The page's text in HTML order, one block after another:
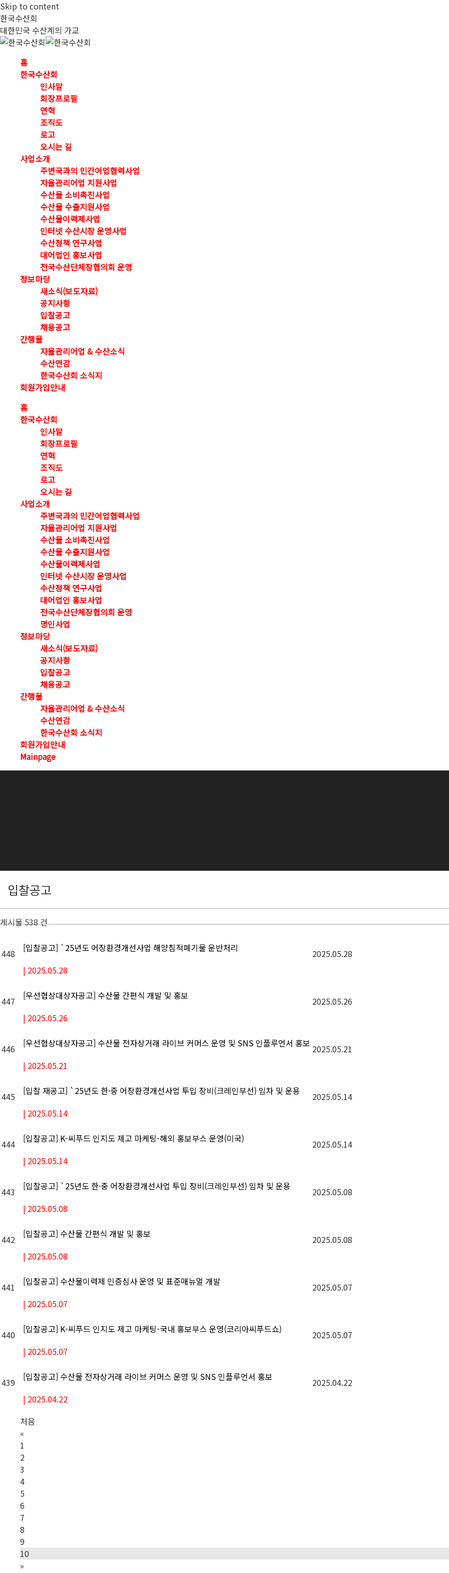
Skip to content
한국수산회
대한민국 수산계의 가교
홈
한국수산회
인사말
회장프로필
연혁
조직도
로고
오시는 길
사업소개
주변국과의 민간어업협력사업
자율관리어업 지원사업
수산물 소비촉진사업
수산물 수출지원사업
수산물이력제사업
인터넷 수산시장 운영사업
수산정책 연구사업
대어업인 홍보사업
전국수산단체장협의회 운영
정보마당
새소식(보도자료)
공지사항
입찰공고
채용공고
간행물
자율관리어업 & 수산소식
수산연감
한국수산회 소식지
회원가입안내
홈
한국수산회
인사말
회장프로필
연혁
조직도
로고
오시는 길
사업소개
주변국과의 민간어업협력사업
자율관리어업 지원사업
수산물 소비촉진사업
수산물 수출지원사업
수산물이력제사업
인터넷 수산시장 운영사업
수산정책 연구사업
대어업인 홍보사업
전국수산단체장협의회 운영
명인사업
정보마당
새소식(보도자료)
공지사항
입찰공고
채용공고
간행물
자율관리어업 & 수산소식
수산연감
한국수산회 소식지
회원가입안내
Mainpage
입찰공고
게시물 538 건
448
[입찰공고] `25년도 어장환경개선사업 해양침적폐기물 운반처리
| 2025.05.28
2025.05.28
447
[우선협상대상자공고] 수산물 간편식 개발 및 홍보
| 2025.05.26
2025.05.26
446
[우선협상대상자공고] 수산물 전자상거래 라이브 커머스 운영 및 SNS 인플루언서 홍보
| 2025.05.21
2025.05.21
445
[입찰 재공고] `25년도 한·중 어장환경개선사업 투입 장비(크레인부선) 임차 및 운용
| 2025.05.14
2025.05.14
444
[입찰공고] K-씨푸드 인지도 제고 마케팅-해외 홍보부스 운영(미국)
| 2025.05.14
2025.05.14
443
[입찰공고] `25년도 한·중 어장환경개선사업 투입 장비(크레인부선) 임차 및 운용
| 2025.05.08
2025.05.08
442
[입찰공고] 수산물 간편식 개발 및 홍보
| 2025.05.08
2025.05.08
441
[입찰공고] 수산물이력제 인증심사 운영 및 표준매뉴얼 개발
| 2025.05.07
2025.05.07
440
[입찰공고] K-씨푸드 인지도 제고 마케팅-국내 홍보부스 운영(코리아씨푸드쇼)
| 2025.05.07
2025.05.07
439
[입찰공고] 수산물 전자상거래 라이브 커머스 운영 및 SNS 인플루언서 홍보
| 2025.04.22
2025.04.22
처음
«
1
2
3
4
5
6
7
8
9
10
»